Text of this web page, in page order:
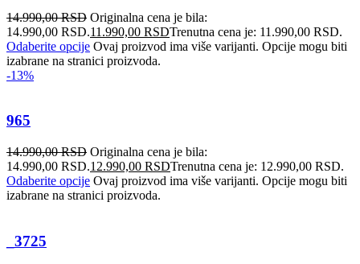
14.990,00RSD Originalna cena je bila:
14.990,00 RSD.11.990,00 RSDTrenutna cena je: 11.990,00 RSD.
Odaberite opcije Ovaj proizvod ima više varijanti. Opcije mogu biti
izabrane na stranici proizvoda.
-13%
965
14.990,00RSD Originalna cena je bila:
14.990,00 RSD.12.990,00 RSDTrenutna cena je: 12.990,00 RSD.
Odaberite opcije Ovaj proizvod ima više varijanti. Opcije mogu biti
izabrane na stranici proizvoda.
_3725